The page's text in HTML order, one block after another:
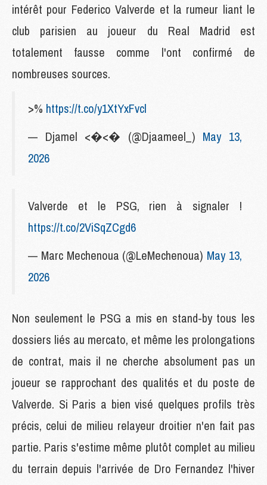
intérêt pour Federico Valverde et la rumeur liant le
club parisien au joueur du Real Madrid est
totalement fausse comme l'ont confirmé de
nombreuses sources.
>% https://t.co/y1XtYxFvcl
— Djamel <�<� (@Djaameel_) May 13,
2026
Valverde et le PSG, rien à signaler !
https://t.co/2ViSqZCgd6
— Marc Mechenoua (@LeMechenoua) May 13,
2026
Non seulement le PSG a mis en stand-by tous les
dossiers liés au mercato, et même les prolongations
de contrat, mais il ne cherche absolument pas un
joueur se rapprochant des qualités et du poste de
Valverde. Si Paris a bien visé quelques profils très
précis, celui de milieu relayeur droitier n'en fait pas
partie. Paris s'estime même plutôt complet au milieu
du terrain depuis l'arrivée de Dro Fernandez l'hiver